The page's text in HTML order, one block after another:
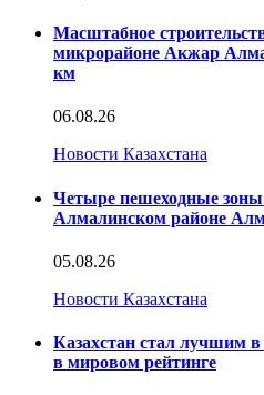
Масштабное
микрорайоне Акжар
км
06.08.26
Новости Казахстана
Четыре пешеходные зоны
Алмалинском районе
05.08.26
Новости Казахстана
Казахстан стал лучшим в
в мировом рейтинге